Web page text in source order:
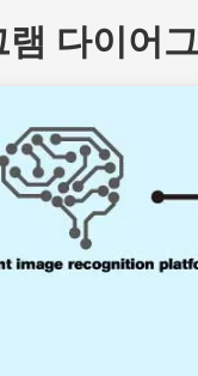
다이어